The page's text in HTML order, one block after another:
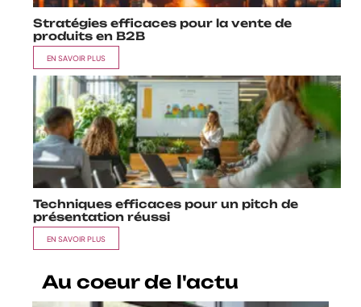
Stratégies efficaces pour la vente de
produits en B2B
EN SAVOIR PLUS
Techniques efficaces pour un pitch de
présentation réussi
EN SAVOIR PLUS
Au coeur de l'actu